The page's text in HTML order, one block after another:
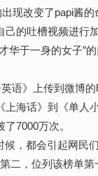
改变了papi酱的
的吐槽视频进行
华于一身的女子”
》上传到微博的
海话》到《单人
7000万次。
，都会引起网民
二，位列该榜单